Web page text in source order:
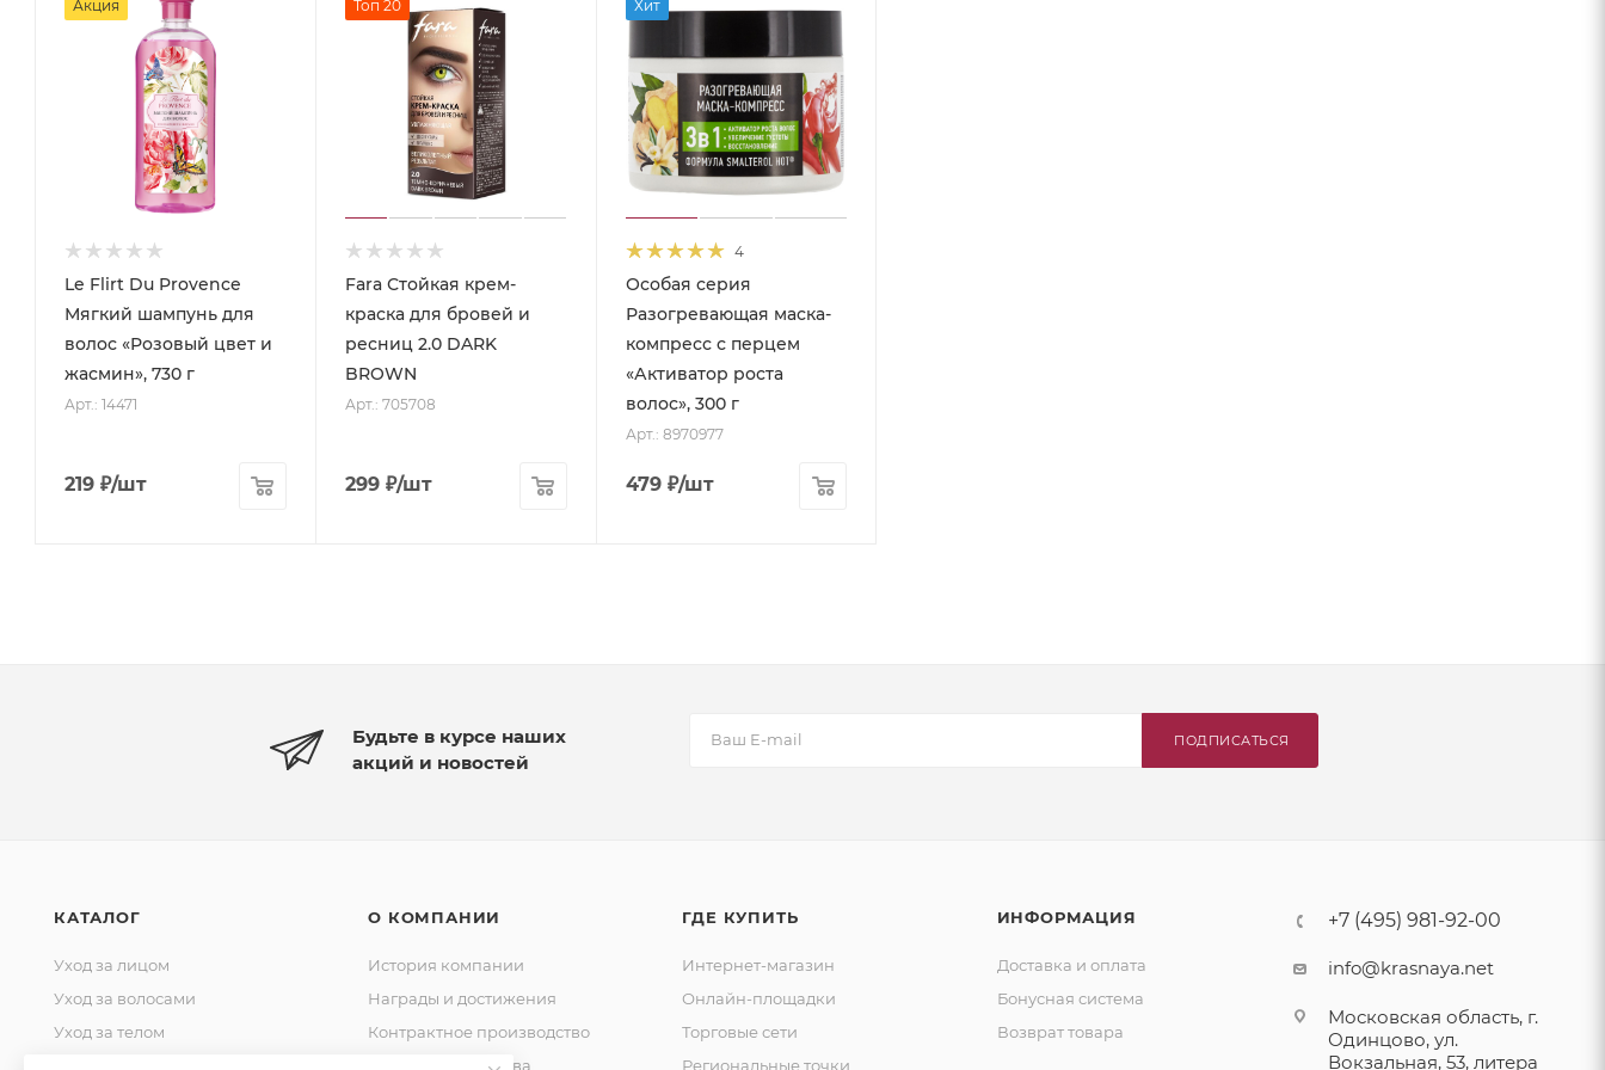
Акция
Le Flirt Du Provence
Мягкий шампунь для
волос «Розовый цвет и
жасмин», 730 г
Арт.: 14471
219 ₽/шт
Топ 20
Fara Стойкая крем-
краска для бровей и
ресниц 2.0 DARK
BROWN
Арт.: 705708
299₽/шт
Хит
4
Особая серия
Разогревающая маска-
компресс с перцем
«Активатор роста
волос», 300 г
Арт.: 8970977
479₽/шт
Будьте в курсе наших
акций и новостей
ПОДПИСАТЬСЯ
КАТАЛОГ
Уход за лицом
Уход за волосами
Уход за телом
О КОМПАНИИ
История компании
Награды и достижения
Контрактное производство
Стандарты качества
ГДЕ КУПИТЬ
Интернет-магазин
Онлайн-площадки
Торговые сети
Региональные точки
ИНФОРМАЦИЯ
Доставка и оплата
Бонусная система
Возврат товара
+7 (495) 981-92-00
info@krasnaya.net
Московская область, г.
Одинцово, ул.
Вокзальная, 53, литера